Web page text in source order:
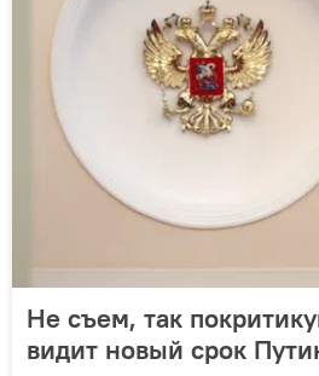
Не съем, так
видит новый срок